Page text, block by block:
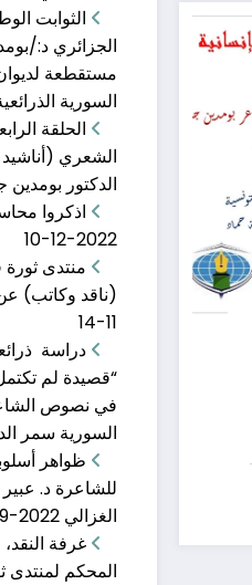
أبريل 9, 2023
الثوابت
بومدين الجلالي
الحلقة الرابعة
مارس 11, 2023
الحلقة الرابعة
الثوابت
الجزائري د:/
مستقطعة
السورية
الحلقة
الشعري (أناشيد
الدكتور بومدين
اذكروا
2022-12-10
(ناقد وكاتب)
11-14
دراسة
“قصيدة لم
في نصوص
السورية سمر
ظواهر
للشاعرة د. عبير
الغزالي 2022-09-26
غرفة